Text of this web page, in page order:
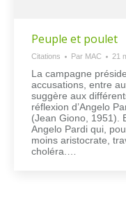
Peuple et poulet
Citations Par MAC 21
La campagne
accusations, entre
suggère aux
réflexion d’Angelo
(Jean Giono, 1951).
Angelo Pardi qui,
moins aristocrate,
choléra.…